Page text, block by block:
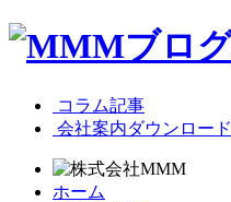
コラム記事
会社案内ダウンロード
ホーム